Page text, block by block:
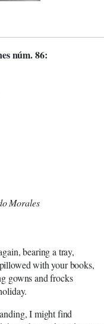
núm. 86:
Morales
bearing a tray,
with your books,
gowns and frocks
I might find